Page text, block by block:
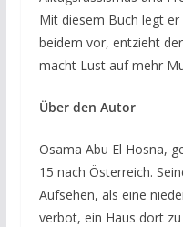
Mit diesem Buch legt
beidem vor, entzieht
macht Lust auf mehr
Über den Autor
Osama Abu El Hosna,
15 nach Österreich.
Aufsehen, als eine
verbot, ein Haus dort